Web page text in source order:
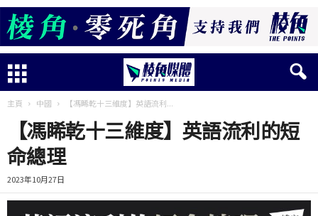
主頁 中國 【馮睎乾十三維度】英語流利...
【馮睎乾十三維度】英語流利的短
命總理
2023年10月27日